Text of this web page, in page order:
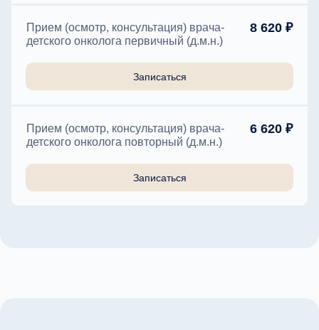
Прием (осмотр, консультация) врача-
детского онколога первичный (д.м.н.)
8 620 ₽
Записаться
Прием (осмотр, консультация) врача-
детского онколога повторный (д.м.н.)
6 620 ₽
Записаться